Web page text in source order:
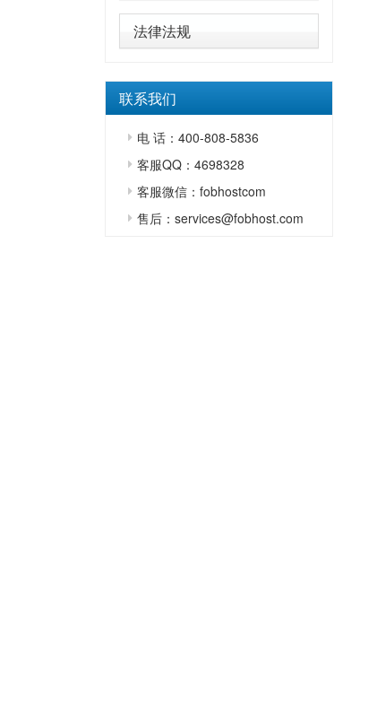
法律法规
联系我们
电 话：400-808-5836
客服QQ：4698328
客服微信：fobhostcom
售后：services@fobhost.com